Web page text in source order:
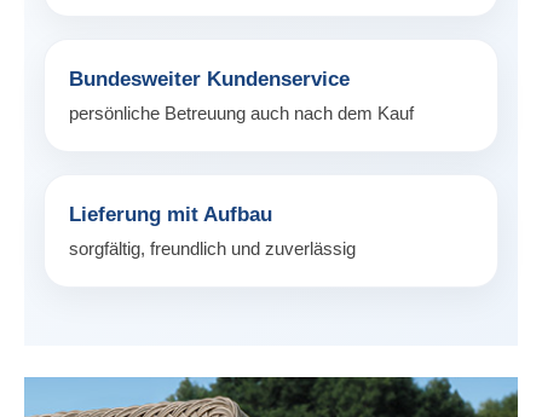
Bundesweiter Kundenservice
persönliche Betreuung auch nach dem Kauf
Lieferung mit Aufbau
sorgfältig, freundlich und zuverlässig